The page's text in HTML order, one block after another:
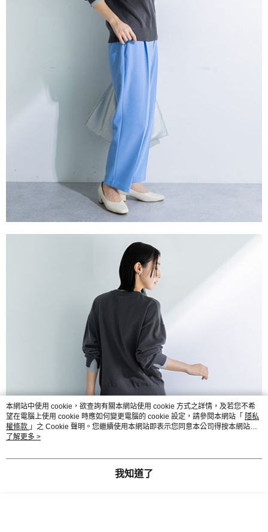
本網站中使用 cookie，欲查詢有關本網站使用 cookie 方式之詳情，及若您不希
望在電腦上使用 cookie 時應如何變更電腦的 cookie 設定，請參閱本網站「 隱私
權條款 」之 Cookie 聲明。您繼續使用本網站即表示您同意本公司得按本網站使
用條款之 Cookie 聲明使用 cookie。
了解更多 >
我知道了